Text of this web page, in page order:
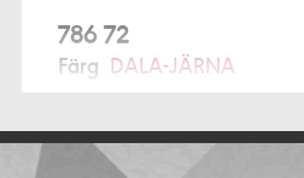
786 72
Färg DALA-JÄRNA
Prochroma AB Alcro